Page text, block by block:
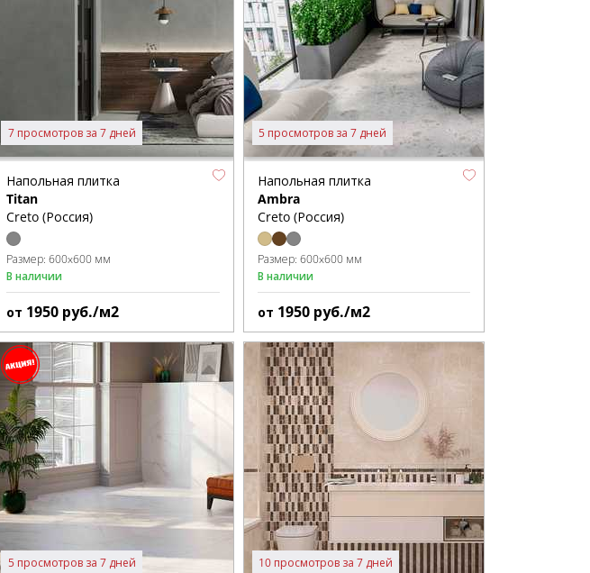
7 просмотров за 7 дней
Напольная плитка
Titan
Creto (Россия)
Размер:600x600 мм
В наличии
от 1950 руб./м2
5 просмотров за 7 дней
Напольная плитка
Ambra
Creto (Россия)
Размер: 600x600 мм
В наличии
от 1950 руб./м2
5 просмотров за 7 дней 10 просмотров за 7 дней